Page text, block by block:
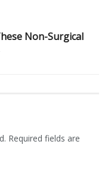
Non-Surgical
Required fields are